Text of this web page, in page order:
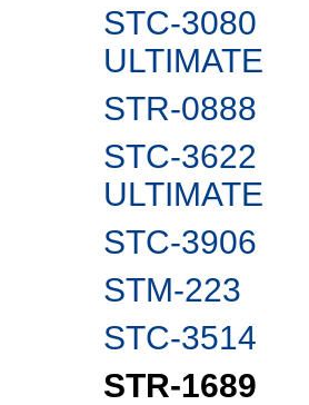
STC-3080
ULTIMATE
STR-0888
STC-3622
ULTIMATE
STC-3906
STM-223
STC-3514
STR-1689